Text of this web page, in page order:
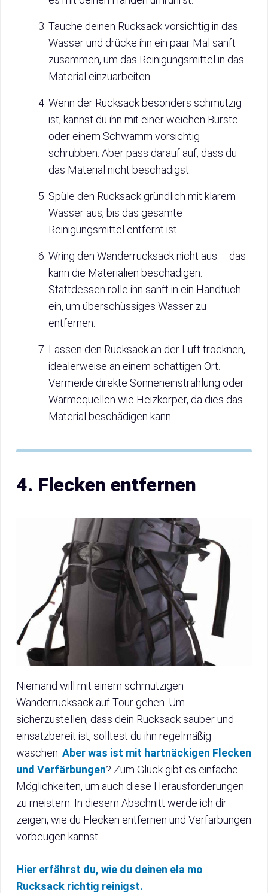
Tauche deinen Rucksack vorsichtig in das
Wasser und drücke ihn ein paar Mal sanft
zusammen, um das Reinigungsmittel in das
Material einzuarbeiten.
Wenn der Rucksack besonders schmutzig
ist, kannst du ihn mit einer weichen Bürste
oder einem Schwamm vorsichtig
schrubben. Aber pass darauf auf, dass du
das Material nicht beschädigst.
Spüle den Rucksack gründlich mit klarem
Wasser aus, bis das gesamte
Reinigungsmittel entfernt ist.
Wring den Wanderrucksack nicht aus – das
kann die Materialien beschädigen.
Stattdessen rolle ihn sanft in ein Handtuch
ein, um überschüssiges Wasser zu
entfernen.
Lassen den Rucksack an der Luft trocknen,
idealerweise an einem schattigen Ort.
Vermeide direkte Sonneneinstrahlung oder
Wärmequellen wie Heizkörper, da dies das
Material beschädigen kann.
4. Flecken entfernen
Niemand will mit einem schmutzigen
Wanderrucksack auf Tour gehen. Um
sicherzustellen, dass dein Rucksack sauber und
einsatzbereit ist, solltest du ihn regelmäßig
waschen. Aber was ist mit hartnäckigen Flecken
und Verfärbungen? Zum Glück gibt es einfache
Möglichkeiten, um auch diese Herausforderungen
zu meistern. In diesem Abschnitt werde ich dir
zeigen, wie du Flecken entfernen und Verfärbungen
vorbeugen kannst.
Hier erfährst du, wie du deinen ela mo
Rucksack richtig reinigst.